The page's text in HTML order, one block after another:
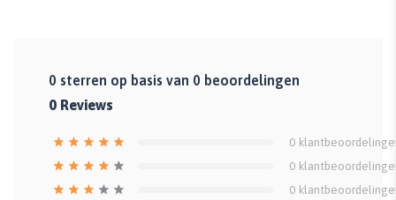
0 sterren op basis van 0 beoordelingen
0 Reviews
0
0
0